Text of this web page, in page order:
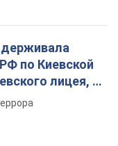
по Киевской
лицея, её